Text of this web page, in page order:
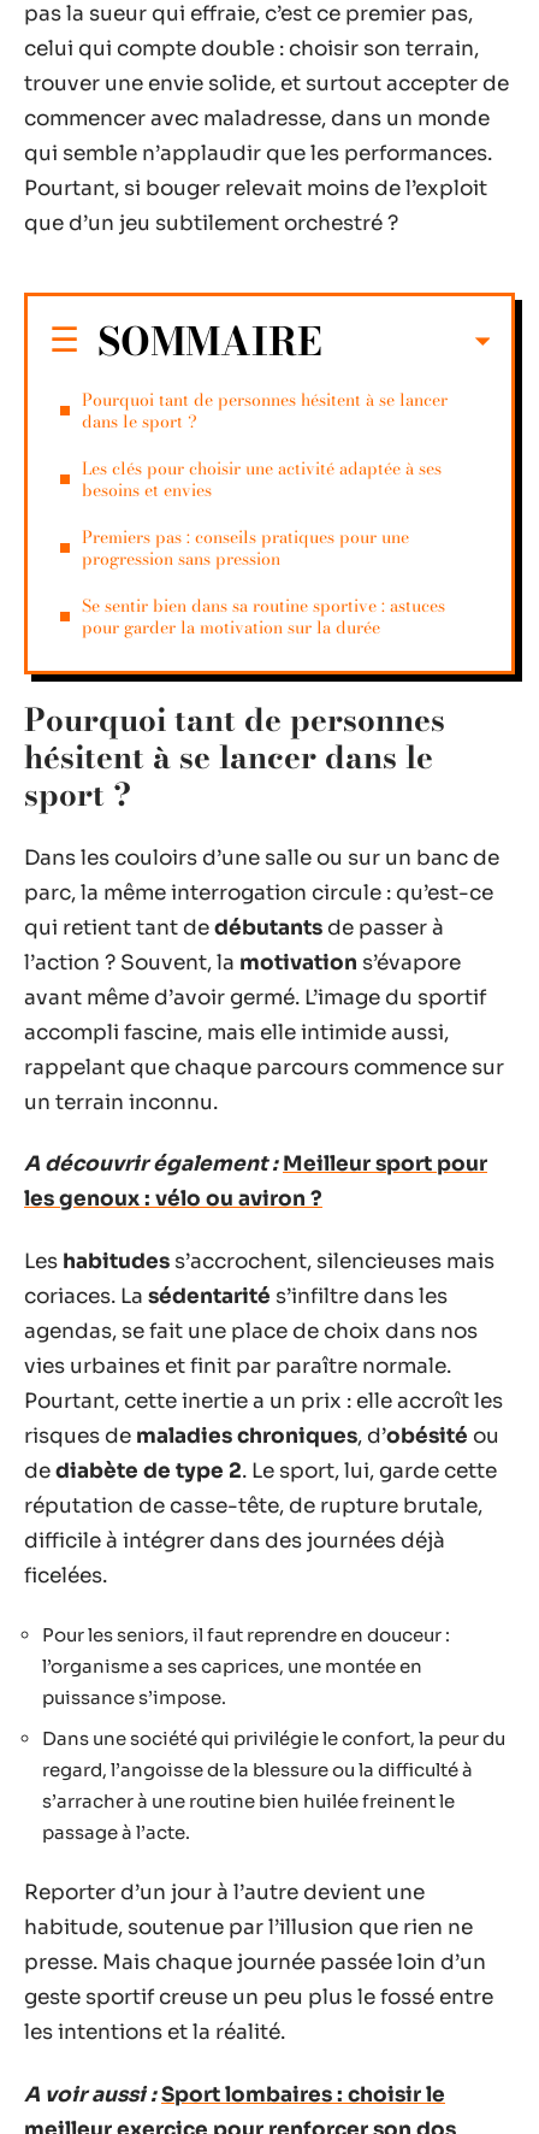
pas la sueur qui effraie, c’est ce premier pas,
celui qui compte double : choisir son terrain,
trouver une envie solide, et surtout accepter de
commencer avec maladresse, dans un monde
qui semble n’applaudir que les performances.
Pourtant, si bouger relevait moins de l’exploit
que d’un jeu subtilement orchestré ?
SOMMAIRE
Pourquoi tant de personnes hésitent à se lancer
dans le sport ?
Les clés pour choisir une activité adaptée à ses
besoins et envies
Premiers pas : conseils pratiques pour une
progression sans pression
Se sentir bien dans sa routine sportive : astuces
pour garder la motivation sur la durée
Pourquoi tant de personnes
hésitent à se lancer dans le
sport ?
Dans les couloirs d’une salle ou sur un banc de
parc, la même interrogation circule : qu’est-ce
qui retient tant dedébutants de passer à
l’action ? Souvent, la motivation s’évapore
avant même d’avoir germé. L’image du sportif
accompli fascine, mais elle intimide aussi,
rappelant que chaque parcours commence sur
un terrain inconnu.
A découvrir également : Meilleur sport pour
les genoux : vélo ou aviron ?
Les habitudes s’accrochent, silencieuses mais
coriaces. La sédentarité s’infiltre dans les
agendas, se fait une place de choix dans nos
vies urbaines et finit par paraître normale.
Pourtant, cette inertie a un prix : elle accroît les
risques de maladies chroniques, d’obésité ou
dediabète de type 2. Le sport, lui, garde cette
réputation de casse-tête, de rupture brutale,
difficile à intégrer dans des journées déjà
ficelées.
Pour les seniors, il faut reprendre en douceur :
l’organisme a ses caprices, une montée en
puissance s’impose.
Dans une société qui privilégie le confort, la peur du
regard, l’angoisse de la blessure ou la difficulté à
s’arracher à une routine bien huilée freinent le
passage à l’acte.
Reporter d’un jour à l’autre devient une
habitude, soutenue par l’illusion que rien ne
presse. Mais chaque journée passée loin d’un
geste sportif creuse un peu plus le fossé entre
les intentions et la réalité.
A voir aussi :Sport lombaires : choisir le